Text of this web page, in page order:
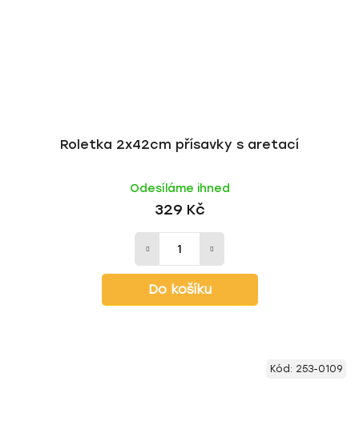
Roletka 2x42cm přísavky s aretací
Odesíláme ihned
329 Kč
Do košíku
Kód: 253-0109